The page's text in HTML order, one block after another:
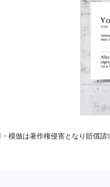
模倣は著作権侵害となり賠償請